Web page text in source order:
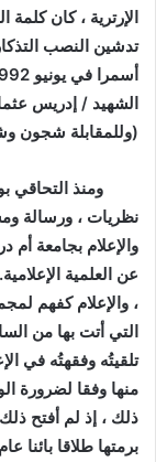
الإرترية ، كان
تدشين النصب
الشهيد / إدريس
(وللمقابلة شجون
ومنذ التحاقي
نظريات ، ورسالة
والإعلام بجامعة أم
عن العلمية
، والإعلام كفهم
التي أتت بها من
تلقيتُه وفقهتُه في
منها وفقا لضرورة
ذلك ، إذ لم أفتح